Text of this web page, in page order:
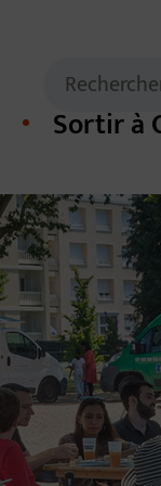
Recherche
Mots clés de
Sortir à